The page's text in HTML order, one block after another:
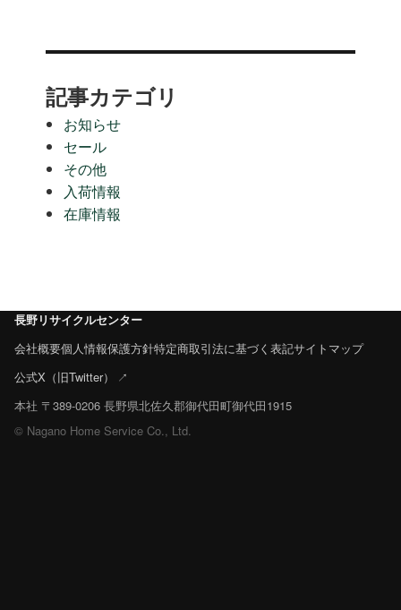
記事カテゴリ
お知らせ
セール
その他
入荷情報
在庫情報
長野リサイクルセンター
会社概要個人情報保護方針特定商取引法に基づく表記サイトマップ
公式X（旧Twitter）
本社 〒389-0206 長野県北佐久郡御代田町御代田1915
© Nagano Home Service Co., Ltd.